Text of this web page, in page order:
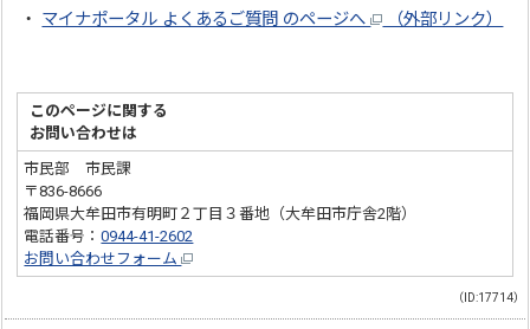
・ マイナポータル よくあるご質問 のページへ （外部リンク）
このページに関する
お問い合わせは
市民部 市民課
〒836-8666
福岡県大牟田市有明町２丁目３番地（大牟田市庁舎2階）
電話番号：0944-41-2602
お問い合わせフォーム
（ID:17714）